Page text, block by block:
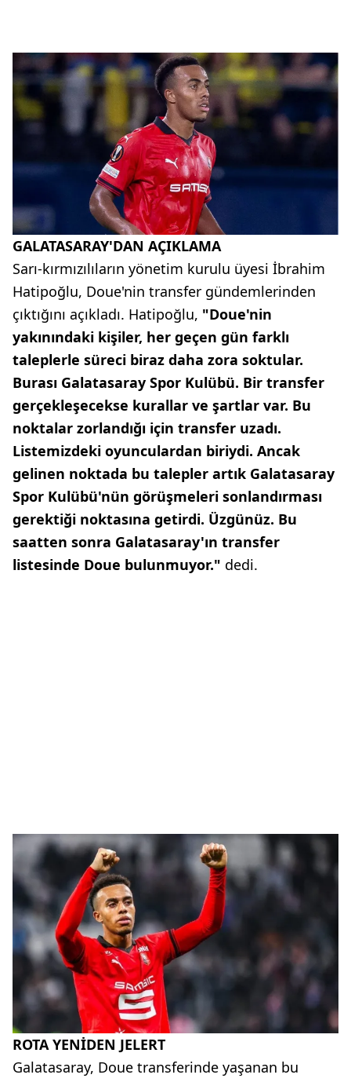
GALATASARAY'DAN AÇIKLAMA
Sarı-kırmızılıların yönetim kurulu üyesi İbrahim
Hatipoğlu, Doue'nin transfer gündemlerinden
çıktığını açıkladı. Hatipoğlu, "Doue'nin
yakınındaki kişiler, her geçen gün farklı
taleplerle süreci biraz daha zora soktular.
Burası Galatasaray Spor Kulübü. Bir transfer
gerçekleşecekse kurallar ve şartlar var. Bu
noktalar zorlandığı için transfer uzadı.
Listemizdeki oyunculardan biriydi. Ancak
gelinen noktada bu talepler artık Galatasaray
Spor Kulübü'nün görüşmeleri sonlandırması
gerektiği noktasına getirdi. Üzgünüz. Bu
saatten sonra Galatasaray'ın transfer
listesinde Doue bulunmuyor." dedi.
ROTA YENİDEN JELERT
Galatasaray, Doue transferinde yaşanan bu